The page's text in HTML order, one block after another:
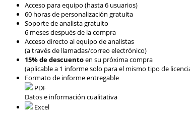
Acceso para equipo (hasta 6 usuarios)
60 horas de personalización gratuita
Soporte de analista gratuito
6 meses después de la compra
Acceso directo al equipo de analistas
(a través de llamadas/correo electrónico)
15% de descuentoen su próxima compra
(aplicable a 1 informe solo para el mismo tipo de
Formato de informe entregable
PDF
Datos e información cualitativa
Excel